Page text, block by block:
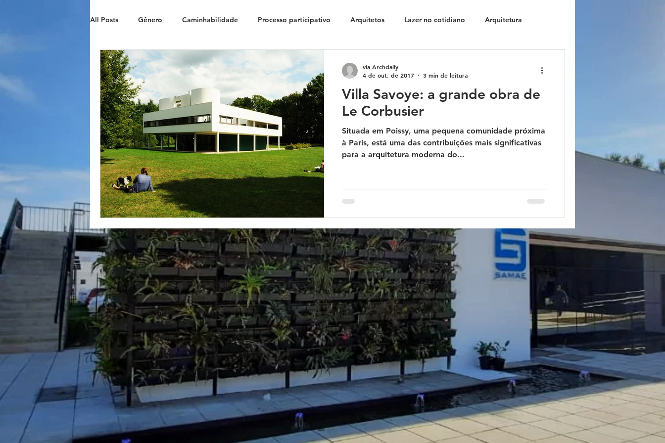
All Posts Gênero Caminhabilidade Processo participativo Arquitetos Lazer no cotidiano Arquitetura
Paisagismo Eventos URBE
Urbanismo Arquitetura Social Dicas Centro histórico Acervo URBE Privatização Intervenção urbana
Patrimônio cultural Mobilidade Direito à Cidade Renova Revitalização Design de interiores
Oficinas URBE
Villa Savoye: a grande obra de
Le Corbusier
Situada em Poissy, uma pequena comunidade próxima
à Paris, está uma das contribuições mais significativas
para a arquitetura moderna do...
via Archdaily
4 de out. de 2017
3 min de leitura